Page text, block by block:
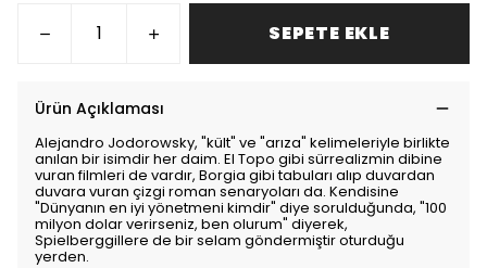
SEPETE EKLE
Ürün Açıklaması
Alejandro Jodorowsky, "kült" ve "arıza" kelimeleriyle birlikte
anılan bir isimdir her daim. El Topo gibi sürrealizmin dibine
vuran filmleri de vardır, Borgia gibi tabuları alıp duvardan
duvara vuran çizgi roman senaryoları da. Kendisine
"Dünyanın en iyi yönetmeni kimdir" diye sorulduğunda, "100
milyon dolar verirseniz, ben olurum" diyerek,
Spielberggillere de bir selam göndermiştir oturduğu
yerden.